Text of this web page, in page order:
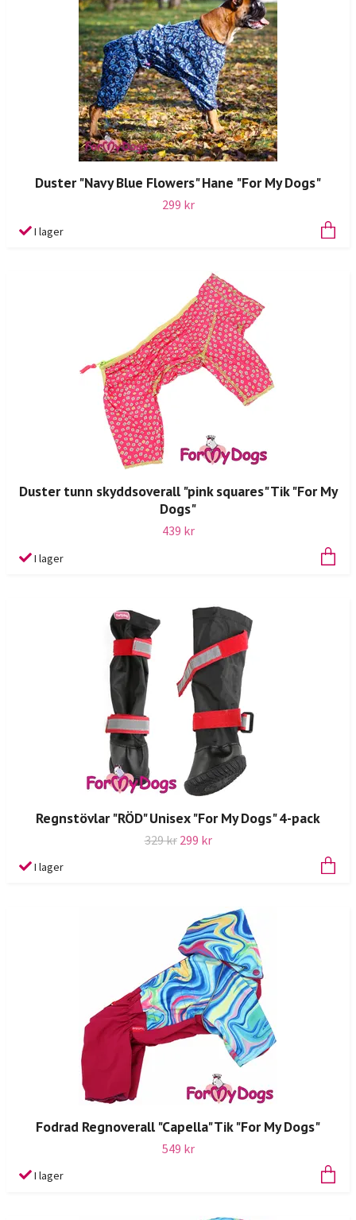
Duster "Navy Blue Flowers" Hane "For My Dogs"
299 kr
I lager
Duster tunn skyddsoverall "pink squares" Tik "For My
Dogs"
439 kr
I lager
Regnstövlar "RÖD" Unisex "For My Dogs" 4-pack
329 kr 299 kr
I lager
Fodrad Regnoverall "Capella" Tik "For My Dogs"
549 kr
I lager